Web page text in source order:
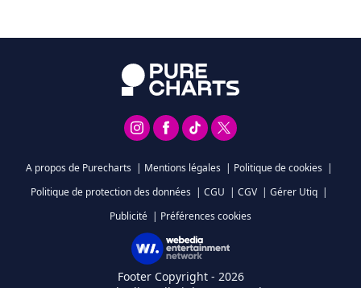
A propos de Purecharts | Mentions légales | Politique de cookies |
Politique de protection des données | CGU | CGV | Gérer Utiq |
Publicité | Préférences cookies
Footer Copyright - 2026